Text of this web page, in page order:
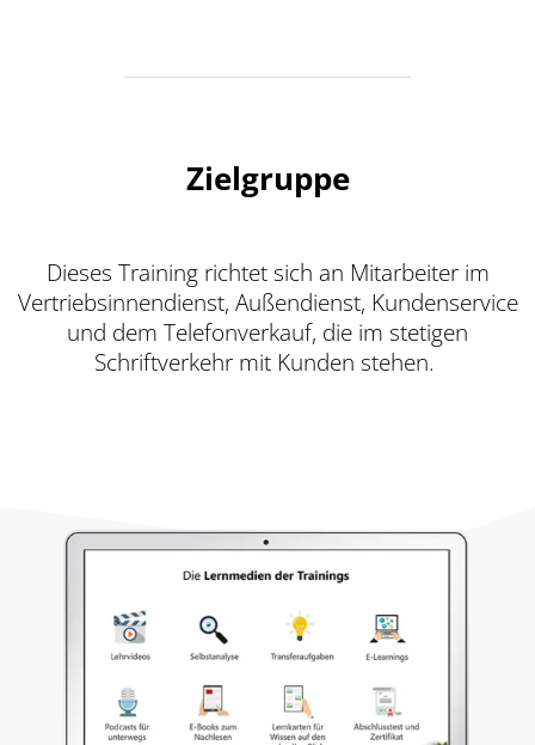
Zielgruppe
Dieses Training richtet sich an Mitarbeiter im
Vertriebsinnendienst, Außendienst, Kundenservice
und dem Telefonverkauf, die im stetigen
Schriftverkehr mit Kunden stehen.